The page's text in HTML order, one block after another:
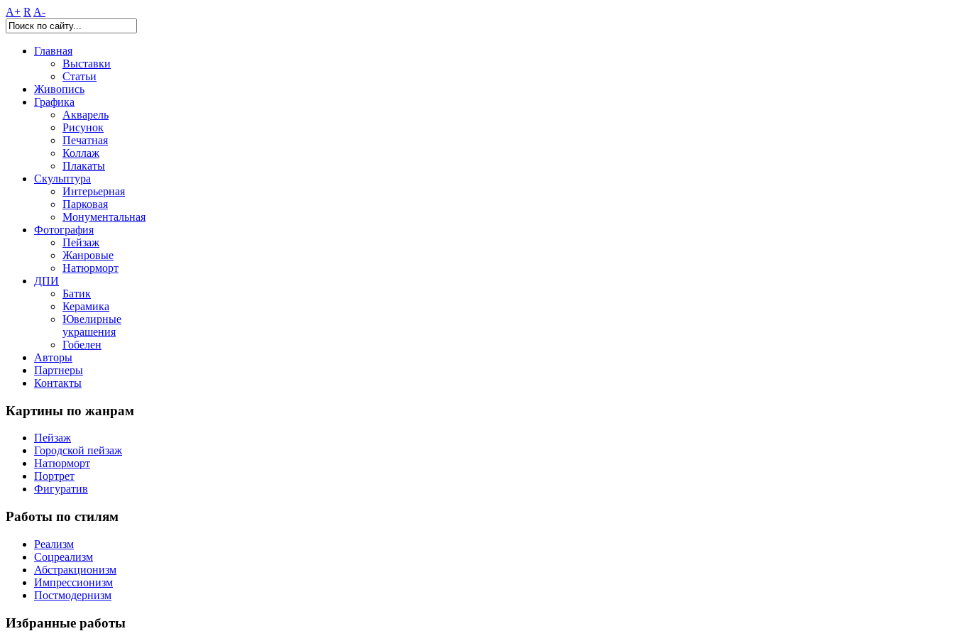
A+ R A-
Главная
Выставки
Статьи
Живопись
Графика
Акварель
Рисунок
Печатная
Коллаж
Плакаты
Скульптура
Интерьерная
Парковая
Монументальная
Фотография
Пейзаж
Жанровые
Натюрморт
ДПИ
Батик
Керамика
Ювелирные
украшения
Гобелен
Авторы
Партнеры
Контакты
Картины по жанрам
Пейзаж
Городской пейзаж
Натюрморт
Портрет
Фигуратив
Работы по стилям
Реализм
Соцреализм
Абстракционизм
Импрессионизм
Постмодернизм
Избранные работы